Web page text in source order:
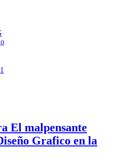
El malpensante
Grafico en la